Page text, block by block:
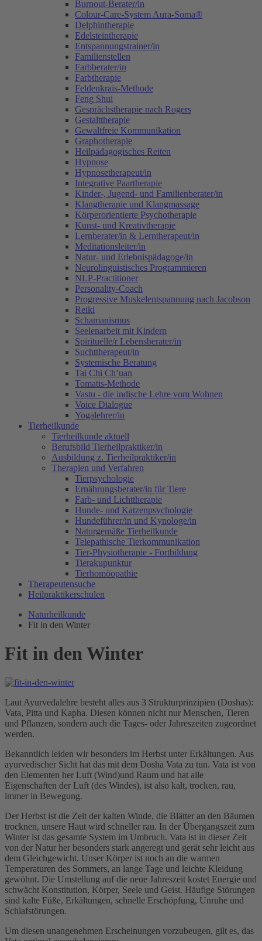
Burnout-Berater/in
Colour-Care-System Aura-Soma®
Delphintherapie
Edelsteintherapie
Entspannungstrainer/in
Familienstellen
Farbberater/in
Farbtherapie
Feldenkrais-Methode
Feng Shui
Gesprächstherapie nach Rogers
Gestalttherapie
Gewaltfreie Kommunikation
Graphotherapie
Heilpädagogisches Reiten
Hypnose
Hypnosetherapeut/in
Integrative Paartherapie
Kinder-, Jugend- und Familienberater/in
Klangtherapie und Klangmassage
Körperorientierte Psychotherapie
Kunst- und Kreativtherapie
Lernberater/in & Lerntherapeut/in
Meditationsleiter/in
Natur- und Erlebnispädagoge/in
Neurolinguistisches Programmieren
NLP-Practitioner
Personality-Coach
Progressive Muskelentspannung nach Jacobson
Reiki
Schamanismus
Seelenarbeit mit Kindern
Spirituelle/r Lebensberater/in
Suchttherapeut/in
Systemische Beratung
Tai Chi Ch’uan
Tomatis-Methode
Vastu - die indische Lehre vom Wohnen
Voice Dialogue
Yogalehrer/in
Tierheilkunde
Tierheilkunde aktuell
Berufsbild Tierheilpraktiker/in
Ausbildung z. Tierheilpraktiker/in
Therapien und Verfahren
Tierpsychologie
Ernährungsberater/in für Tiere
Farb- und Lichttherapie
Hunde- und Katzenpsychologie
Hundeführer/in und Kynologe/in
Naturgemäße Tierheilkunde
Telepathische Tierkommunikation
Tier-Physiotherapie - Fortbildung
Tierakupunktur
Tierhomöopathie
Therapeutensuche
Heilpraktikerschulen
Naturheilkunde
Fit in den Winter
Fit in den Winter
Laut Ayurvedalehre besteht alles aus 3 Strukturprinzipien (Doshas):
Vata, Pitta und Kapha. Diesen können nicht nur Menschen, Tieren
und Pflanzen, sondern auch die Tages- oder Jahreszeiten zugeordnet
werden.
Bekanntlich leiden wir besonders im Herbst unter Erkältungen. Aus
ayurvedischer Sicht hat das mit dem Dosha Vata zu tun. Vata ist von
den Elementen her Luft (Wind)und Raum und hat alle
Eigenschaften der Luft (des Windes), ist also kalt, trocken, rau,
immer in Bewegung.
Der Herbst ist die Zeit der kalten Winde, die Blätter an den Bäumen
trocknen, unsere Haut wird schneller rau. In der Übergangszeit zum
Winter ist das gesamte System im Umbruch. Vata ist in dieser Zeit
von der Natur her besonders stark angeregt und gerät sehr leicht aus
dem Gleichgewicht. Unser Körper ist noch an die warmen
Temperaturen des Sommers, an lange Tage und leichte Kleidung
gewöhnt. Die Umstellung auf die neue Jahreszeit kostet Energie und
schwächt Konstitution, Körper, Seele und Geist. Häufige Störungen
sind kalte Füße, Erkältungen, schnelle Erschöpfung, Unruhe und
Schlafstörungen.
Um diesen unangenehmen Erscheinungen vorzubeugen, gilt es, das